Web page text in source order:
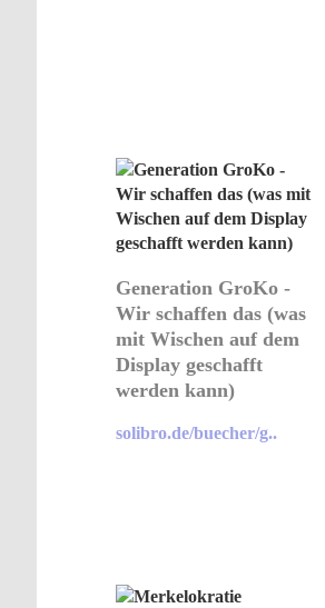
Generation GroKo -
Wir schaffen das (was
mit Wischen auf dem
Display geschafft
werden kann)
solibro.de/buecher/g..